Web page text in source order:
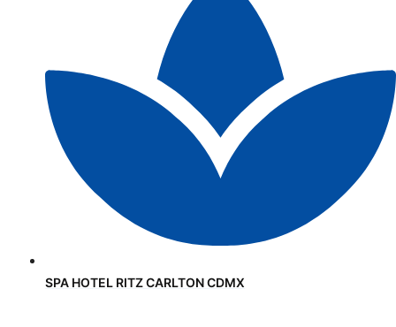
SPA HOTEL RITZ CARLTON CDMX